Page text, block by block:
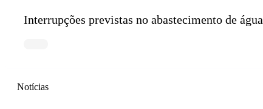
Interrupções previstas no abastecimento de água
Notícias